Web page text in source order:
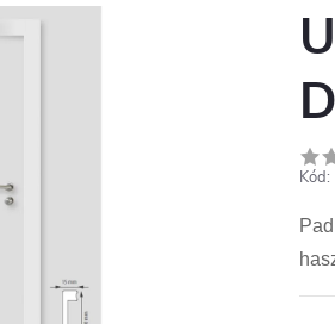
Kód: